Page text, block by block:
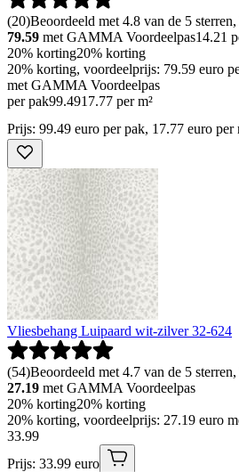
(20)Beoordeeld met 4.8 van de 5
79.59 met GAMMA Voordeelpas14.21
20% korting20% korting
20% korting, voordeelprijs: 79.59 euro
met GAMMA Voordeelpas
per pak99.4917.77 per m²
Prijs: 99.49 euro per pak, 17.77 euro per
Vliesbehang Luipaard wit-zilver 32-624
(54)Beoordeeld met 4.7 van de 5
27.19 met GAMMA Voordeelpas
20% korting20% korting
20% korting, voordeelprijs: 27.19 euro
33.99
Prijs: 33.99 euro